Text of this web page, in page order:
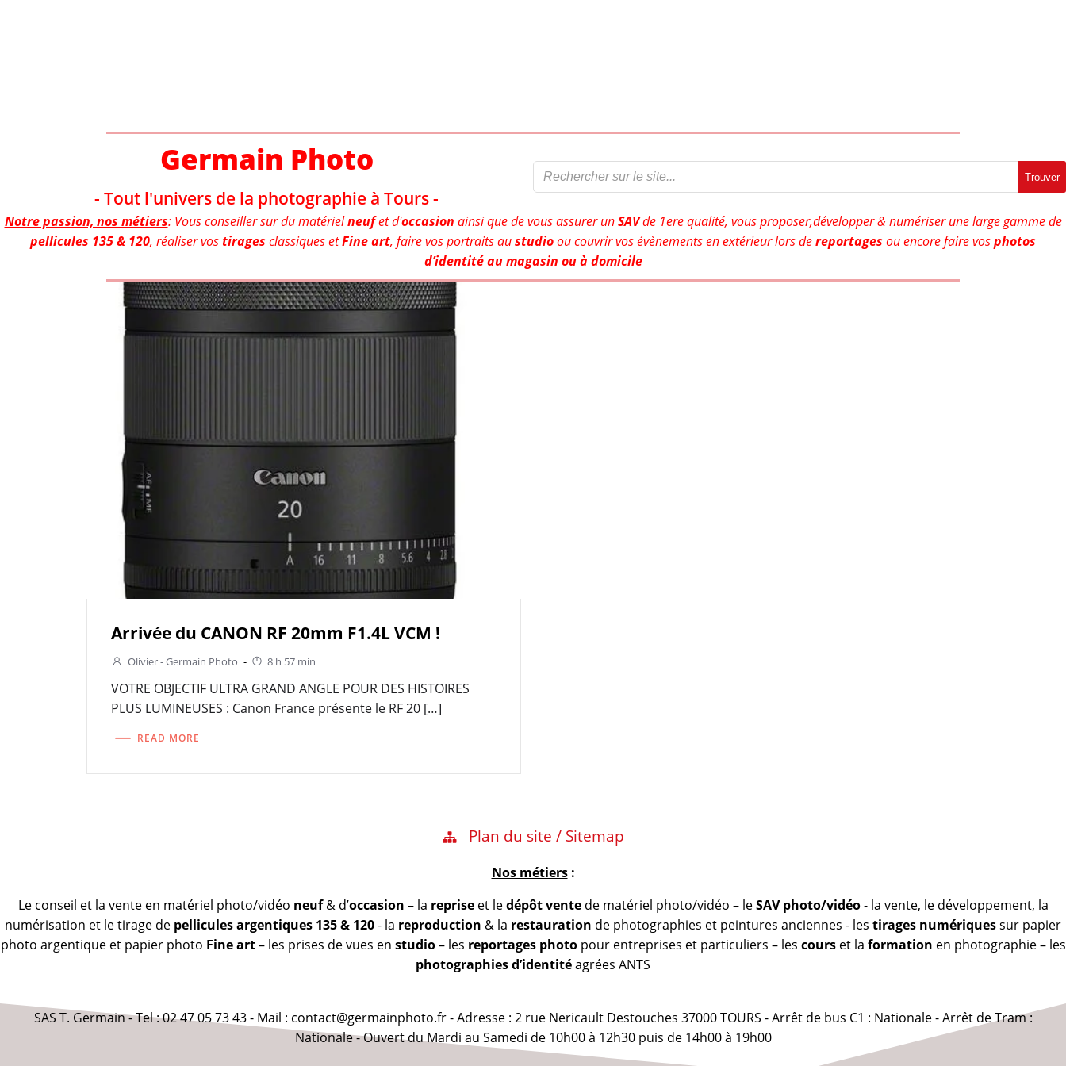
Germain Photo
- Tout l'univers de la photographie à Tours -
Trouver
Notre passion, nos métiers: Vous conseiller sur du matérielneuf et d'occasion ainsi que de vous assurer unSAVde 1ere qualité, vous proposer,développer & numériser une large gamme de
pellicules 135 & 120, réaliser vostirages classiques etFine art, faire vos portraits austudioou couvrir vos évènements en extérieur lors dereportages ou encore faire vosphotos
d’identité au magasin ou à domicile
Arrivée du CANON RF 20mm F1.4L VCM !
Olivier - Germain Photo - 8 h 57 min
VOTRE OBJECTIF ULTRA GRAND ANGLE POUR DES HISTOIRES
PLUS LUMINEUSES : Canon France présente le RF 20 […]
READ MORE
Plan du site / Sitemap
Nos métiers:
Le conseil et la vente en matériel photo/vidéo neuf& d’occasion – la repriseet ledépôt ventede matériel photo/vidéo – leSAV photo/vidéo- la vente, le développement, la
numérisation et le tirage de pellicules argentiques 135 & 120- la reproduction & la restauration de photographies et peintures anciennes - les tirages numériquessur papier
photo argentique et papier photo Fine art– les prises de vues en studio– les reportages photopour entreprises et particuliers – les courset la formation en photographie – les
photographies d’identitéagrées ANTS
SAS T. Germain - Tel : 02 47 05 73 43 - Mail : contact@germainphoto.fr - Adresse : 2 rue Nericault Destouches 37000 TOURS - Arrêt de bus C1 : Nationale - Arrêt de Tram :
Nationale - Ouvert du Mardi au Samedi de 10h00 à 12h30 puis de 14h00 à 19h00